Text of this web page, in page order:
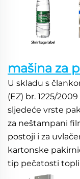
mašina za
U skladu s
(EZ) br. 1225/
sljedeće vrste
za neštampani
postoji i za
kartonske
tip pečatosti